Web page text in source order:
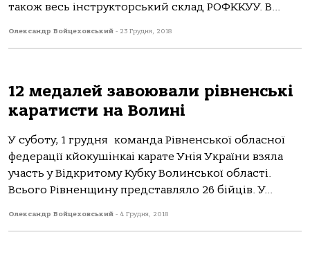
також весь інструкторський склад РОФККУУ. В...
Олександр Войцеховський - 23 Грудня, 2018
12 медалей завоювали рівненські
каратисти на Волині
У суботу, 1 грудня команда Рівненської обласної
федерації кйокушінкаі карате Унія України взяла
участь у Відкритому Кубку Волинської області.
Всього Рівненщину представляло 26 бійців. У...
Олександр Войцеховський - 4 Грудня, 2018